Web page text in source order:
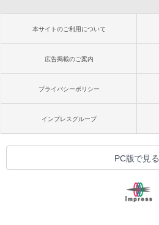
本サイトのご利用について
広告掲載のご案内
プライバシーポリシー
インプレスグループ
PC版で見る